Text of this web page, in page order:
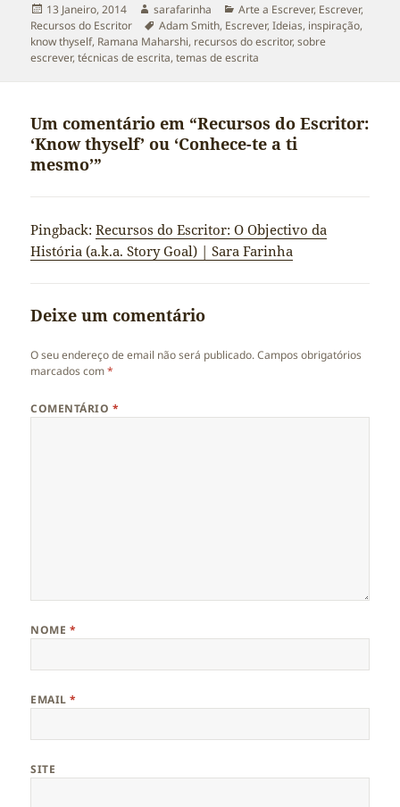
Publicado
a
13 Janeiro, 2014 Autor
sarafarinha Categorias
Arte a Escrever, Escrever,
Recursos do Escritor
Etiquetas
Adam Smith, Escrever,Ideias, inspiração,
know thyself, Ramana Maharshi, recursos do escritor,sobre
escrever,técnicas de escrita,temas de escrita
Um comentário em “Recursos do Escritor:
‘Know thyself’ ou ‘Conhece-te a ti
mesmo’”
Pingback:Recursos do Escritor: O Objectivo da
História (a.k.a. Story Goal) | Sara Farinha
Deixe um comentário
O seu endereço de email não será publicado. Campos obrigatórios
marcados com*
COMENTÁRIO *
NOME *
EMAIL*
SITE